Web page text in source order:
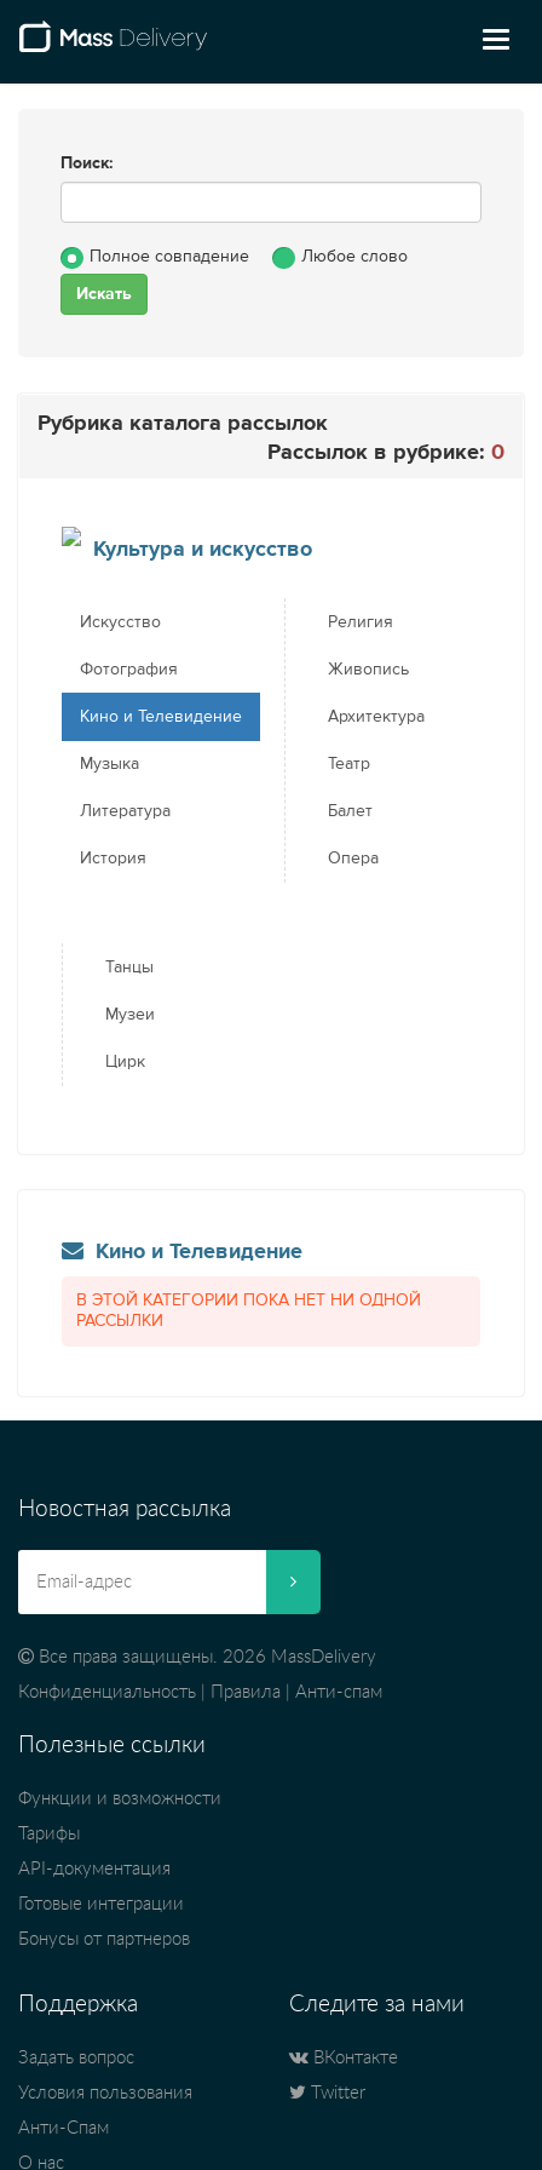
Поиск:
Полное совпадение Любое слово
Рубрика каталога рассылок
Рассылок в рубрике: 0
Культура и искусство
Искусство
Фотография
Кино и Телевидение
Музыка
Литература
История
Религия
Живопись
Архитектура
Театр
Балет
Опера
Танцы
Музеи
Цирк
Кино и Телевидение
В ЭТОЙ КАТЕГОРИИ ПОКА НЕТ НИ ОДНОЙ
РАССЫЛКИ
Новостная рассылка
Все права защищены. 2026 MassDelivery
Конфиденциальность
Правила Анти-спам
Полезные ссылки
Функции и возможности
Тарифы
API-документация
Готовые интеграции
Бонусы от партнеров
Поддержка
Задать вопрос
Условия пользования
Анти-Спам
О нас
Следите за нами
ВКонтакте
Twitter